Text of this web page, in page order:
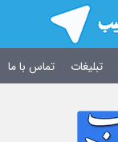
تبلیغات تماس با ما